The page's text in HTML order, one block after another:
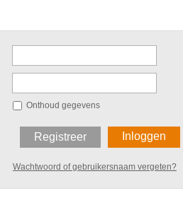
Onthoud gegevens
Inloggen
Registreer
Wachtwoord of gebruikersnaam vergeten?